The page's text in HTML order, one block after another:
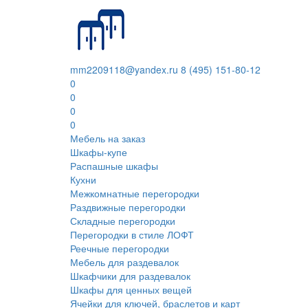
mm2209118@yandex.ru 8 (495) 151-80-12
0
0
0
0
Мебель на заказ
Шкафы-купе
Распашные шкафы
Кухни
Межкомнатные перегородки
Раздвижные перегородки
Складные перегородки
Перегородки в стиле ЛОФТ
Реечные перегородки
Мебель для раздевалок
Шкафчики для раздевалок
Шкафы для ценных вещей
Ячейки для ключей, браслетов и карт